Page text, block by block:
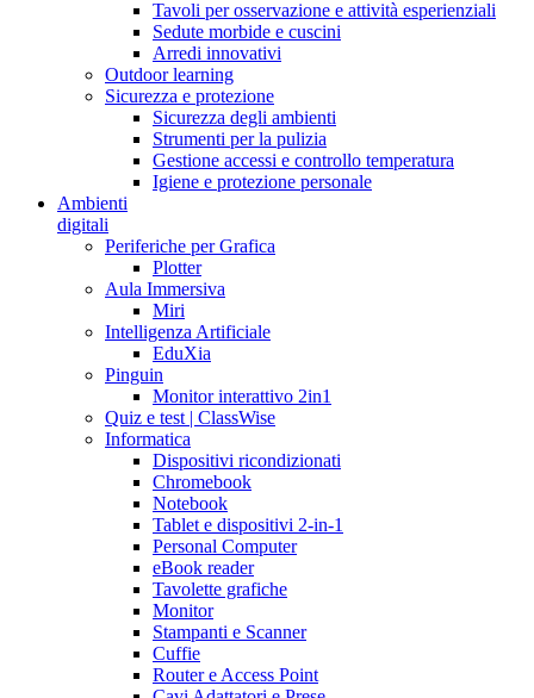
Tavoli per osservazione e attività esperienziali
Sedute morbide e cuscini
Arredi innovativi
Outdoor learning
Sicurezza e protezione
Sicurezza degli ambienti
Strumenti per la pulizia
Gestione accessi e controllo temperatura
Igiene e protezione personale
Ambienti
digitali
Periferiche per Grafica
Plotter
Aula Immersiva
Miri
Intelligenza Artificiale
EduXia
Pinguin
Monitor interattivo 2in1
Quiz e test | ClassWise
Informatica
Dispositivi ricondizionati
Chromebook
Notebook
Tablet e dispositivi 2-in-1
Personal Computer
eBook reader
Tavolette grafiche
Monitor
Stampanti e Scanner
Cuffie
Router e Access Point